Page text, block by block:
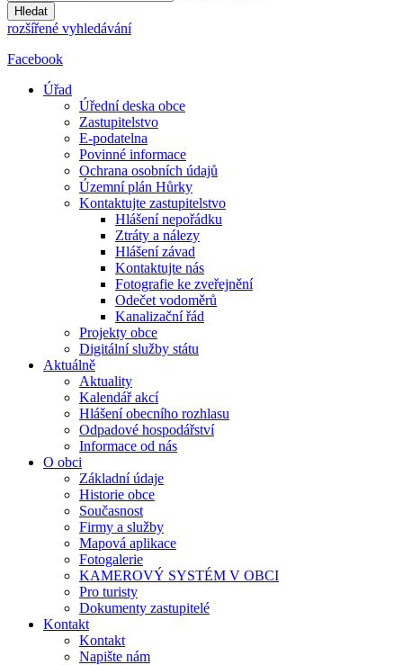
Hledat
rozšířené vyhledávání
Facebook
Úřad
Úřední deska obce
Zastupitelstvo
E-podatelna
Povinné informace
Ochrana osobních údajů
Územní plán Hůrky
Kontaktujte zastupitelstvo
Hlášení nepořádku
Ztráty a nálezy
Hlášení závad
Kontaktujte nás
Fotografie ke zveřejnění
Odečet vodoměrů
Kanalizační řád
Projekty obce
Digitální služby státu
Aktuálně
Aktuality
Kalendář akcí
Hlášení obecního rozhlasu
Odpadové hospodářství
Informace od nás
O obci
Základní údaje
Historie obce
Současnost
Firmy a služby
Mapová aplikace
Fotogalerie
KAMEROVÝ SYSTÉM V OBCI
Pro turisty
Dokumenty zastupitelé
Kontakt
Kontakt
Napište nám